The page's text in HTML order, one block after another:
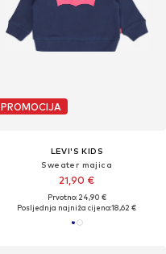
PROMOCIJA
LEVI'S KIDS
Sweater majica
21,90 €
Prvotno: 24,90 €
Posljednja najniža cijena:18,62 €